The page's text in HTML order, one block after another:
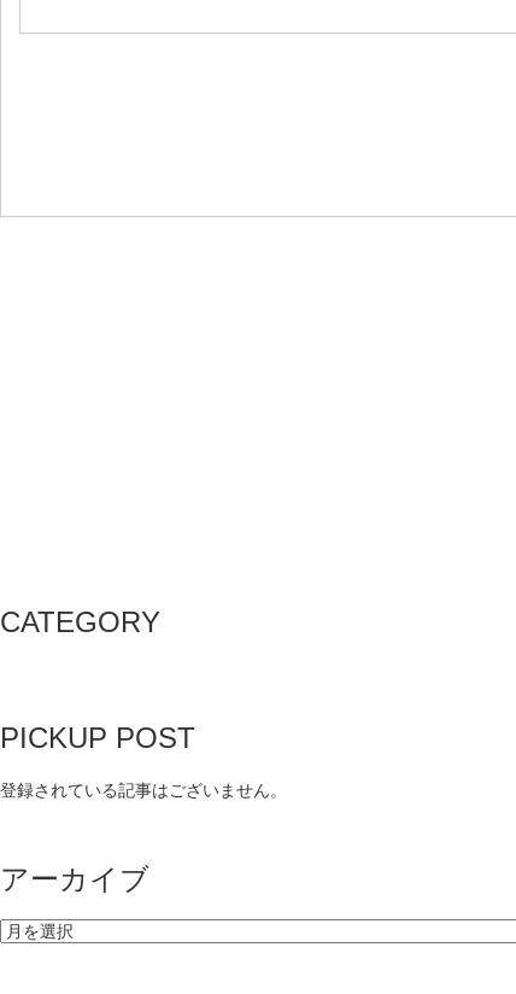
CATEGORY
PICKUP POST
登録されている記事はございません。
アーカイブ
ア